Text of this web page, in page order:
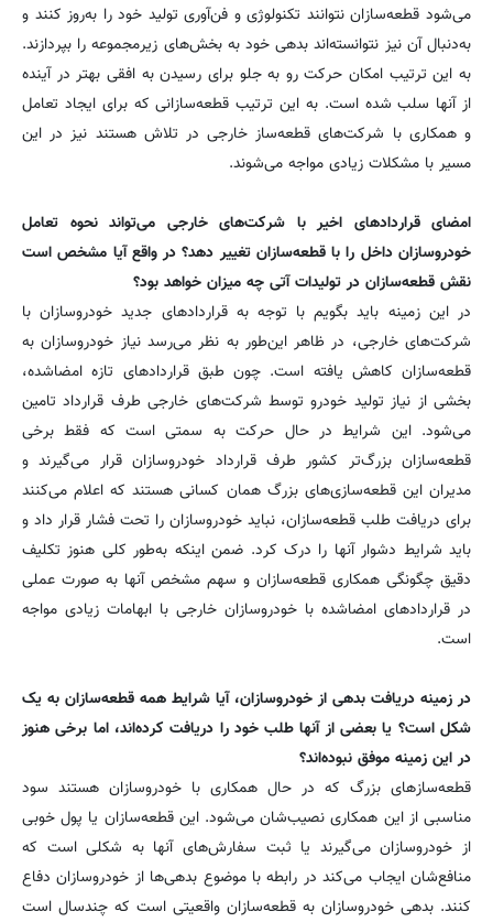
می‌شود قطعه‌سازان نتوانند تکنولوژی و فن‌آوری تولید خود را به‌روز کنند و
به‌دنبال آن نیز نتوانسته‌اند بدهی خود به بخش‌های زیرمجموعه را بپردازند.
به این ترتیب امکان حرکت رو به جلو برای رسیدن به افقی بهتر در آینده
از آنها سلب شده است. به این ترتیب قطعه‌سازانی که برای ایجاد تعامل
و همکاری با شرکت‌های قطعه‌ساز خارجی در تلاش هستند نیز در این
مسیر با مشکلات زیادی مواجه می‌شوند.
امضای قراردادهای اخیر با شرکت‌های خارجی می‌تواند نحوه تعامل
خودروسازان داخل را با قطعه‌سازان تغییر دهد؟ در واقع آیا مشخص است
نقش قطعه‌سازان در تولیدات آتی چه میزان خواهد بود؟
در این زمینه باید بگویم با توجه به قراردادهای جدید خودروسازان با
شرکت‌های خارجی، در ظاهر این‌طور به نظر می‌رسد نیاز خودروسازان به
قطعه‌سازان کاهش یافته است. چون طبق قراردادهای تازه امضاشده،
بخشی از نیاز تولید خودرو توسط شرکت‌های خارجی طرف قرارداد تامین
می‌شود. این شرایط در حال حرکت به سمتی است که فقط برخی
قطعه‌سازان بزرگ‌تر کشور طرف قرارداد خودروسازان قرار می‌گیرند و
مدیران این قطعه‌سازی‌های بزرگ همان کسانی هستند که اعلام می‌کنند
برای دریافت طلب قطعه‌سازان، نباید خودروسازان را تحت فشار قرار داد و
باید شرایط دشوار آنها را درک کرد. ضمن اینکه به‌طور کلی هنوز تکلیف
دقیق چگونگی همکاری قطعه‌سازان و سهم مشخص آنها به صورت عملی
در قراردادهای امضاشده با خودروسازان خارجی با ابهامات زیادی مواجه
است.
در زمینه دریافت بدهی از خودروسازان، آیا شرایط همه قطعه‌سازان به یک
شکل است؟ یا بعضی‌ از آنها طلب خود را دریافت کرده‌اند، اما برخی هنوز
در این زمینه موفق نبوده‌اند؟
قطعه‌سازهای بزرگ که در حال همکاری با خودروسازان هستند سود
مناسبی از این همکاری نصیب‌شان می‌شود. این قطعه‌سازان یا پول خوبی
از خودروسازان می‌گیرند یا ثبت سفارش‌های آنها به شکلی است که
منافع‌شان ایجاب می‌کند در رابطه با موضوع بدهی‌ها از خودروسازان دفاع
کنند. بدهی خودروسازان به قطعه‌سازان واقعیتی است که چندسال است